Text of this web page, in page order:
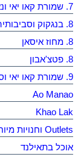
7. שמורת קאו יאי ונאקון נאיוק
8. בנגקוק וסביבותיה
8. מחוז איסאן
8. פטצ'אבון
9. שמורת קאו יאי וסביבותיה
Ao Manao
Khao Lak
Outlets וחנויות מיוחדות
אוכל בתאילנד